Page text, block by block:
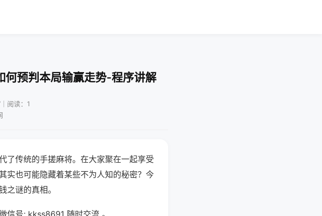
预判本局输赢走势-程序讲解
阅读：1
了传统的手搓麻将。在大家聚在一起享受
实也可能隐藏着某些不为人知的秘密？今
之谜的真相。
信号; kkss8691 随时交流 。